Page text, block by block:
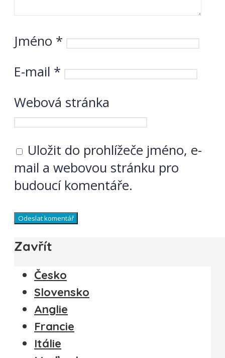
Jméno *
E-mail *
Webová stránka
Uložit do prohlížeče jméno, e-
mail a webovou stránku pro
budoucí komentáře.
Zavřít
Česko
Slovensko
Anglie
Francie
Itálie